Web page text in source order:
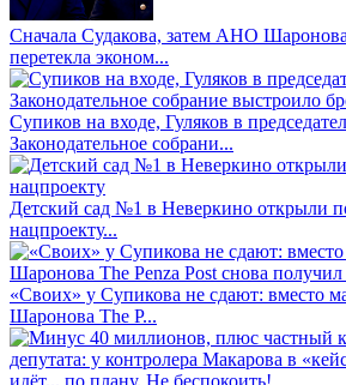
Сначала Судакова, затем АНО
перетекла эконом...
Супиков на входе, Гуляков в
Законодательное собрани...
Детский сад №1 в Неверкино открыли
нацпроекту...
«Своих» у Супикова не сдают: вместо
Шаронова The P...